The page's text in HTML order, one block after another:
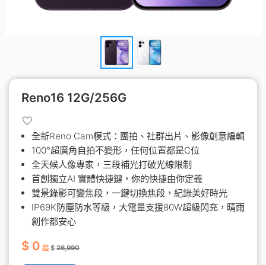
Reno16 12G/256G
全新Reno Cam模式：團拍、社群出片、影像創意編輯
100°超廣角自拍不變形，任何位置都是C位
全天候人像專家，三段補光打破光線限制
首創獨立AI 實體快捷鍵，你的快捷由你定義
雙景錄影可變焦段，一鍵切換焦段，紀錄美好時光
IP69K防塵防水等級，大電量支援80W超級閃充，晴雨
創作都安心
$ 0 起 $26,990